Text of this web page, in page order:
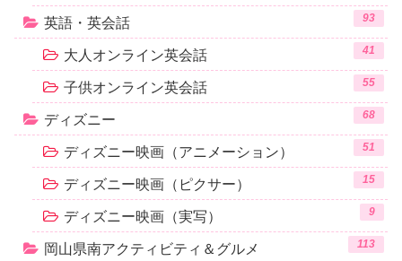
英語・英会話 93
大人オンライン英会話 41
子供オンライン英会話 55
ディズニー 68
ディズニー映画（アニメーション） 51
ディズニー映画（ピクサー） 15
ディズニー映画（実写） 9
岡山県南アクティビティ＆グルメ 113